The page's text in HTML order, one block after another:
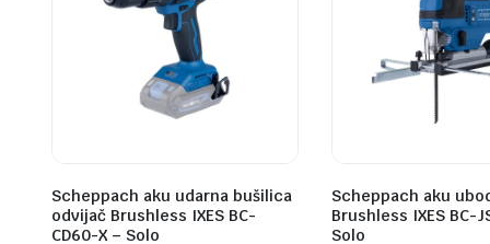
Scheppach aku udarna bušilica
odvijač Brushless IXES BC-
CD60-X – Solo
Scheppach aku
Brushless IXES BC-
Solo